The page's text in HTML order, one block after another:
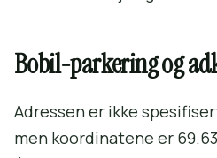
Bobil-parkering og
Adressen er ikke
men koordinatene er